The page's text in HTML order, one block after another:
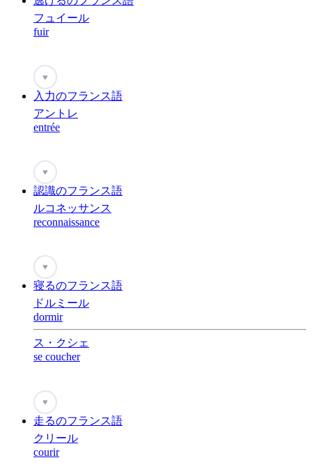
フュイール
fuir
♥
入力のフランス語
アントレ
entrée
♥
認識のフランス語
ルコネッサンス
reconnaissance
♥
寝るのフランス語
ドルミール
dormir
ス・クシェ
se coucher
♥
走るのフランス語
クリール
courir